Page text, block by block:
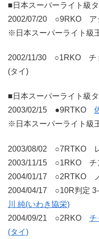
■日本スーパーライト級
2002/07/20 ○9RKO ア
※日本スーパーライト級
2002/11/30 ○1RKO チ
(タイ)
■日本スーパーライト級
2003/02/15 ●9RTKO
※日本スーパーライト級
2003/08/02 ○7RTKO
2003/11/15 ○1RKO チ
2004/01/17 ○2RTKO
2004/04/17 ○10R判定
川 純(いわき協栄)
2004/09/21 ○2RKO チ
(タイ)